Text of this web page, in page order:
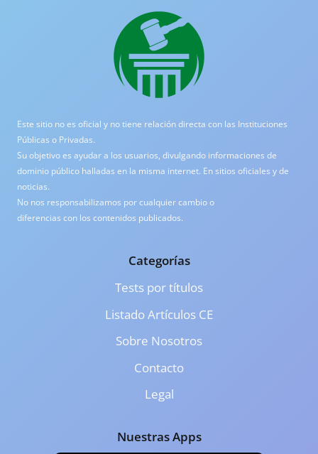
Este sitio no es oficial y no tiene relación directa con las Instituciones
Públicas o Privadas.
Su objetivo es ayudar a los usuarios, divulgando informaciones de
dominio público halladas en la misma internet. En sitios oficiales y de
noticias.
No nos responsabilizamos por cualquier cambio o
diferencias con los contenidos publicados.
Categorías
Tests por títulos
Listado Artículos CE
Sobre Nosotros
Contacto
Legal
Nuestras Apps